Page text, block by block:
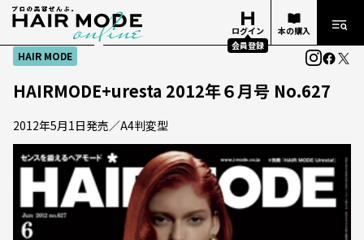
ログイン
会員登録
本の購入
HAIR MODE
HAIRMODE+uresta 2012年６月号 No.627
2012年5月1日発売／A4判変型